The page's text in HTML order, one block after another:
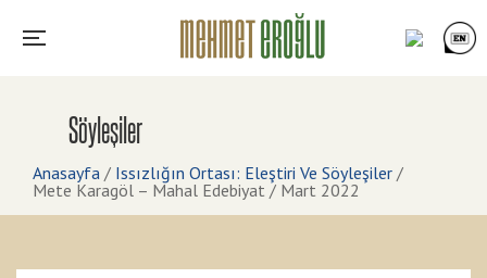
Söyleşiler
Anasayfa / Issızlığın Ortası: Eleştiri Ve Söyleşiler /
Mete Karagöl – Mahal Edebiyat / Mart 2022